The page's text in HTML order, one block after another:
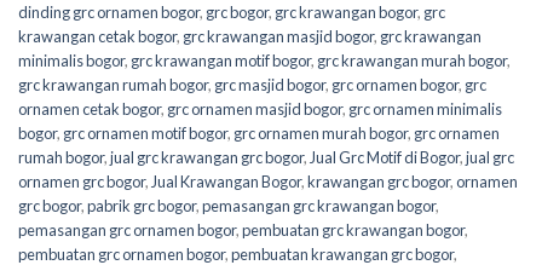
dinding grc ornamen bogor, grc bogor, grc krawangan bogor, grc
krawangan cetak bogor, grc krawangan masjid bogor, grc krawangan
minimalis bogor, grc krawangan motif bogor, grc krawangan murah bogor,
grc krawangan rumah bogor, grc masjid bogor, grc ornamen bogor, grc
ornamen cetak bogor, grc ornamen masjid bogor, grc ornamen minimalis
bogor, grc ornamen motif bogor, grc ornamen murah bogor, grc ornamen
rumah bogor,jual grc krawangan grc bogor, Jual Grc Motif di Bogor,jual grc
ornamen grc bogor, Jual Krawangan Bogor,krawangan grc bogor,ornamen
grc bogor,pabrik grc bogor,pemasangan grc krawangan bogor,
pemasangan grc ornamen bogor,pembuatan grc krawangan bogor,
pembuatan grc ornamen bogor,pembuatan krawangan grc bogor,